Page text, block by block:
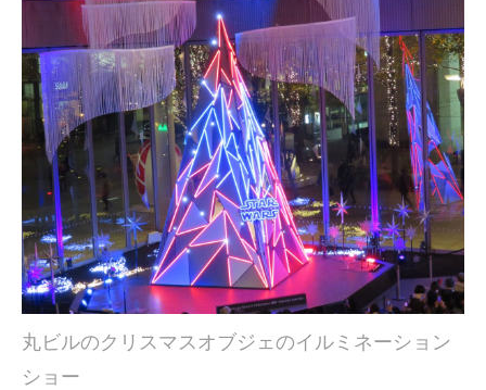
丸ビルのクリスマスオブジェのイルミネーション
ショー